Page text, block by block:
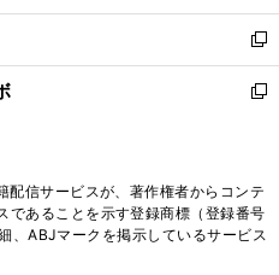
開
く
ウ
で
開
く
ン
ド
ウ
で
ウ
ィ
ン
ド
く
新
し
い
ド
ウ
で
新
ィ
ン
ド
信サービスが、著作権者からコンテ
であることを示す登録商標（登録番号
、ABJマークを掲示しているサービス